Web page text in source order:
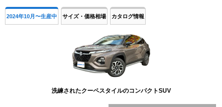
2024年10月〜生産中 サイズ・価格相場 カタログ情報
洗練されたクーペスタイルのコンパクトSUV